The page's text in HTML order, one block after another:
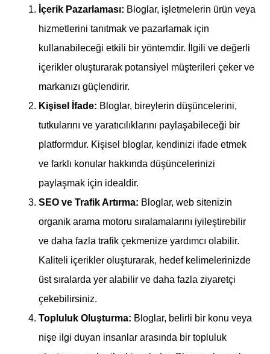
İçerik Pazarlaması: Bloglar, işletmelerin ürün veya
hizmetlerini tanıtmak ve pazarlamak için
kullanabileceği etkili bir yöntemdir. İlgili ve değerli
içerikler oluşturarak potansiyel müşterileri çeker ve
markanızı güçlendirir.
Kişisel İfade: Bloglar, bireylerin düşüncelerini,
tutkularını ve yaratıcılıklarını paylaşabileceği bir
platformdur. Kişisel bloglar, kendinizi ifade etmek
ve farklı konular hakkında düşüncelerinizi
paylaşmak için idealdir.
SEO ve Trafik Artırma: Bloglar, web sitenizin
organik arama motoru sıralamalarını iyileştirebilir
ve daha fazla trafik çekmenize yardımcı olabilir.
Kaliteli içerikler oluşturarak, hedef kelimelerinizde
üst sıralarda yer alabilir ve daha fazla ziyaretçi
çekebilirsiniz.
Topluluk Oluşturma: Bloglar, belirli bir konu veya
nişe ilgi duyan insanlar arasında bir topluluk